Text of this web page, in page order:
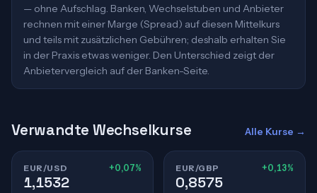
— ohne Aufschlag. Banken, Wechselstuben und Anbieter
rechnen mit einer Marge (Spread) auf diesen Mittelkurs
und teils mit zusätzlichen Gebühren; deshalb erhalten Sie
in der Praxis etwas weniger. Den Unterschied zeigt der
Anbietervergleich auf der Banken-Seite.
Verwandte Wechselkurse Alle Kurse →
EUR/USD +0,07%
1,1532
EUR/GBP +0,13%
0,8575